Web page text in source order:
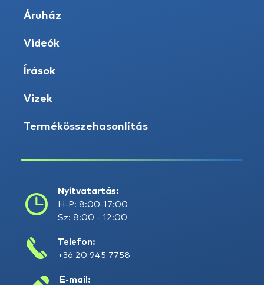
Áruház
Videók
Írások
Vizek
Termékösszehasonlítás
Nyitvatartás:
H-P: 8:00-17:00
Sz: 8:00 - 12:00
Telefon:
+36 20 945 7758
E-mail: